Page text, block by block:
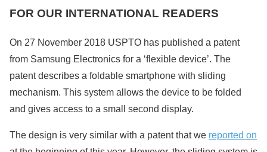
FOR OUR INTERNATIONAL READERS
On 27 November 2018 USPTO has published a patent
from Samsung Electronics for a ‘flexible device’. The
patent describes a foldable smartphone with sliding
mechanism. This system allows the device to be folded
and gives access to a small second display.
The design is very similar with a patent that we reported on